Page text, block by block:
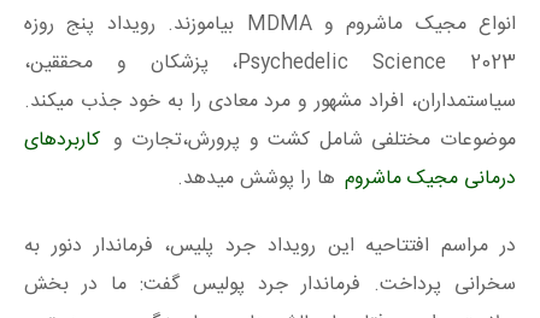
انواع مجیک ماشروم و MDMA بیاموزند. رویداد پنج روزه
Psychedelic Science 2023، پزشکان و محققین،
سیاستمداران، افراد مشهور و مرد معادی را به خود جذب میکند.
موضوعات مختلفی شامل کشت و پرورش،تجارت و کاربردهای
درمانی مجیک ماشروم ها را پوشش میدهد.
در مراسم افتتاحیه این رویداد جرد پلیس، فرماندار دنور به
سخرانی پرداخت. فرماندار جرد پولیس گفت: ما در بخش